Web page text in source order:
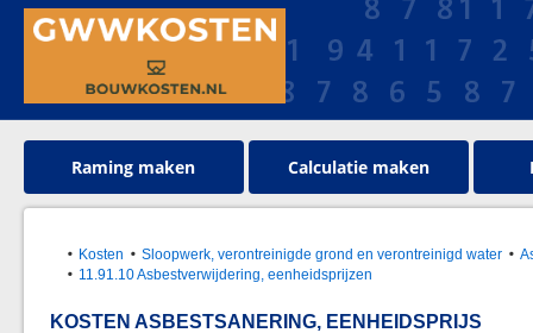
Raming maken Calculatie maken
Kosten Sloopwerk, verontreinigde grond en verontreinigd water
11.91.10 Asbestverwijdering, eenheidsprijzen
KOSTEN ASBESTSANERING, EENHEIDSPRIJS